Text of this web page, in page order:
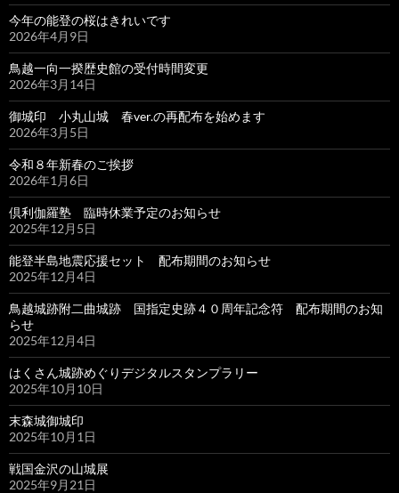
今年の能登の桜はきれいです
2026年4月9日
鳥越一向一揆歴史館の受付時間変更
2026年3月14日
御城印 小丸山城 春ver.の再配布を始めます
2026年3月5日
令和８年新春のご挨拶
2026年1月6日
倶利伽羅塾 臨時休業予定のお知らせ
2025年12月5日
能登半島地震応援セット 配布期間のお知らせ
2025年12月4日
鳥越城跡附二曲城跡 国指定史跡４０周年記念符 配布期間のお知
らせ
2025年12月4日
はくさん城跡めぐりデジタルスタンプラリー
2025年10月10日
末森城御城印
2025年10月1日
戦国金沢の山城展
2025年9月21日